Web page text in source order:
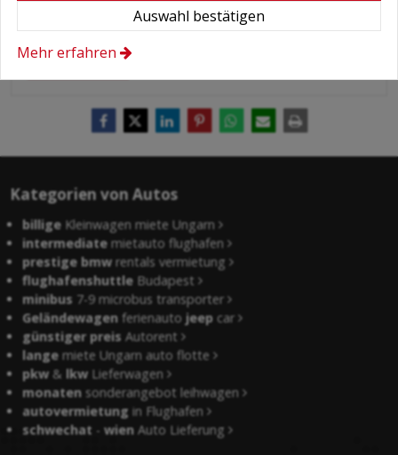
Hier finden Sie:Datenschutzerklärung
Absenden
Kategorien von Autos
billige Kleinwagen miete Ungarn
intermediate mietauto flughafen
prestige bmwrentals vermietung
flughafenshuttle Budapest
minibus 7-9 microbus transporter
Geländewagen ferienautojeep car
günstiger preis Autorent
lange miete Ungarn auto flotte
pkw&lkwLieferwagen
monaten sonderangebot leihwagen
autovermietung in Flughafen
schwechat -wien Auto Lieferung
Auswahl bestätigen
Mehr erfahren